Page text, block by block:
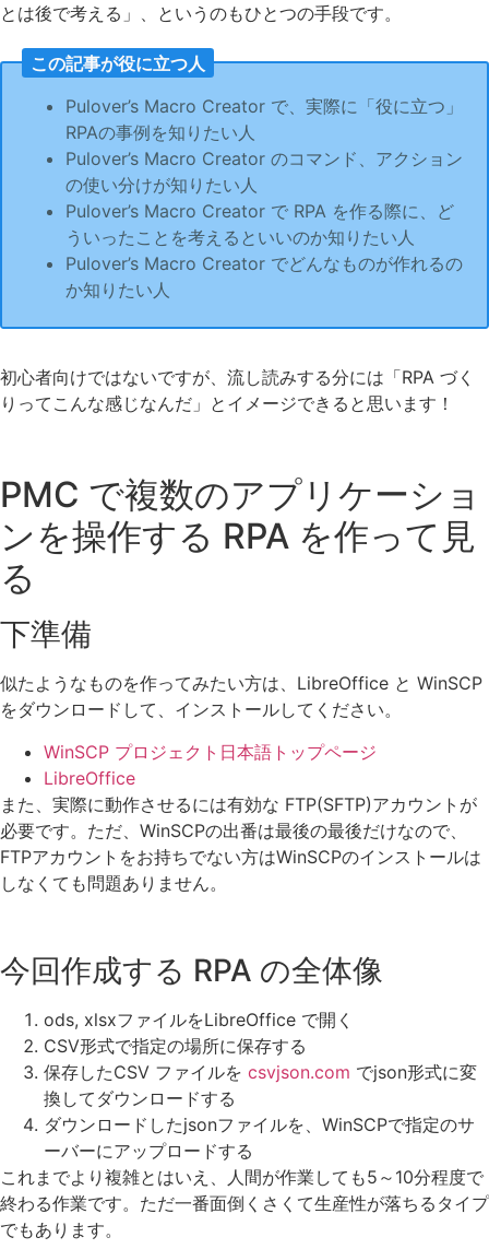
とは後で考える」、というのもひとつの手段です。
この記事が役に立つ人
Pulover’s Macro Creator で、実際に「役に立つ」
RPAの事例を知りたい人
Pulover’s Macro Creator のコマンド、アクション
の使い分けが知りたい人
Pulover’s Macro Creator で RPA を作る際に、ど
ういったことを考えるといいのか知りたい人
Pulover’s Macro Creator でどんなものが作れるの
か知りたい人
初心者向けではないですが、流し読みする分には「RPA づく
りってこんな感じなんだ」とイメージできると思います！
PMC で複数のアプリケーショ
ンを操作する RPA を作って見
る
下準備
似たようなものを作ってみたい方は、LibreOffice と WinSCP
をダウンロードして、インストールしてください。
WinSCP プロジェクト日本語トップページ
LibreOffice
また、実際に動作させるには有効な FTP(SFTP)アカウントが
必要です。ただ、WinSCPの出番は最後の最後だけなので、
FTPアカウントをお持ちでない方はWinSCPのインストールは
しなくても問題ありません。
今回作成する RPA の全体像
ods, xlsxファイルをLibreOffice で開く
CSV形式で指定の場所に保存する
保存したCSV ファイルを csvjson.com でjson形式に変
換してダウンロードする
ダウンロードしたjsonファイルを、WinSCPで指定のサ
ーバーにアップロードする
これまでより複雑とはいえ、人間が作業しても5～10分程度で
終わる作業です。ただ一番面倒くさくて生産性が落ちるタイプ
でもあります。